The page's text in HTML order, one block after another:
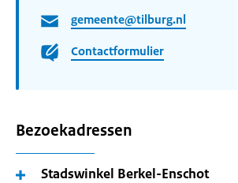
gemeente@tilburg.nl
Contactformulier
Bezoekadressen
Stadswinkel Berkel-Enschot